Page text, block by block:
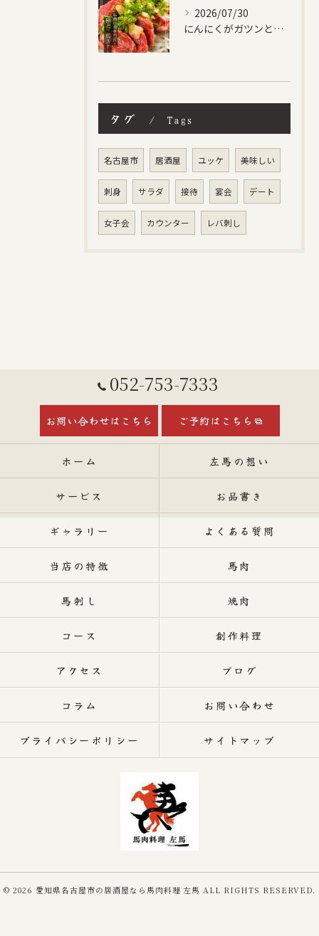
2026/07/30
にんにくがガツンときいた馬ステーキ✨
タグ Tags
名古屋市 居酒屋 ユッケ 美味しい
刺身 サラダ 接待 宴会 デート
女子会 カウンター レバ刺し
052-753-7333
お問い合わせはこちら ご予約はこちら
ホーム 左馬の想い
サービス お品書き
ギャラリー よくある質問
当店の特徴 馬肉
馬刺し 焼肉
コース 創作料理
アクセス ブログ
コラム お問い合わせ
プライバシーポリシー サイトマップ
© 2026 愛知県名古屋市の居酒屋なら馬肉料理 左馬 ALL RIGHTS RESERVED.